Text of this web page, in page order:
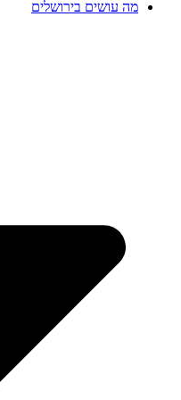
מה עושים בירושלים